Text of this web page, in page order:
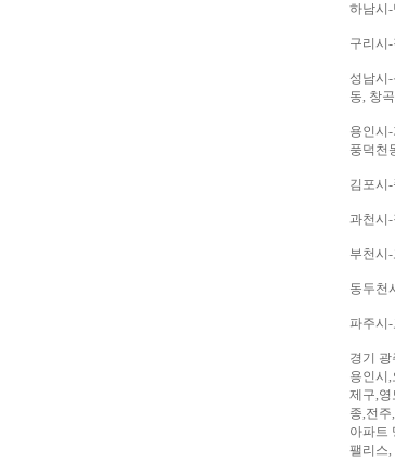
하남시
구리시
성남시
동, 창
용인시
풍덕천
김포시
과천시
부천시
동두천
파주시-
경기
용인시
제구,영
종,전
아파트
팰리스,